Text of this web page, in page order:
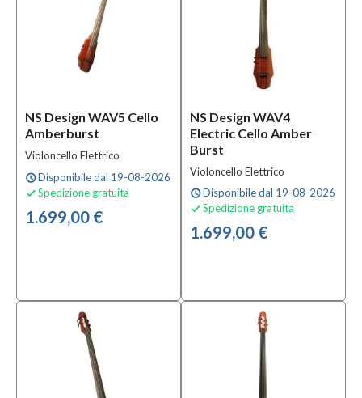
NS Design WAV5 Cello
Amberburst
Violoncello Elettrico
scheduleDisponibile dal 19-08-2026
 Spedizione gratuita
1.699,00 €
NS Design WAV4
Electric Cello Amber
Burst
Violoncello Elettrico
scheduleDisponibile dal 19-08-2026
 Spedizione gratuita
1.699,00 €